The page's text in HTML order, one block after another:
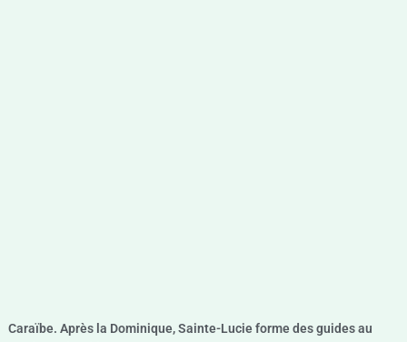
Caraïbe. Après la Dominique, Sainte-Lucie forme des guides au